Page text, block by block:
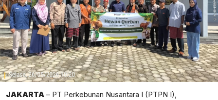
JAKARTA – PT Perkebunan Nusantara I (PTPN I),